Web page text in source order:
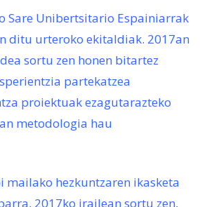
Sare Unibertsitario Espainiarrak
ditu urteroko ekitaldiak. 2017an
sortu zen honen bitartez
partekatzea
proiektuak ezagutarazteko
metodologia hau
mailako hezkuntzaren ikasketa
2017ko irailean sortu zen,